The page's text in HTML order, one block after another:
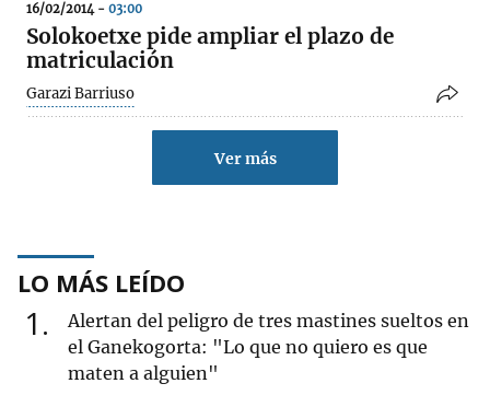
16/02/2014 - 03:00
Solokoetxe pide ampliar el plazo de
matriculación
Garazi Barriuso
Ver más
LO MÁS LEÍDO
1
Alertan del peligro de tres mastines sueltos en
el Ganekogorta: "Lo que no quiero es que
maten a alguien"